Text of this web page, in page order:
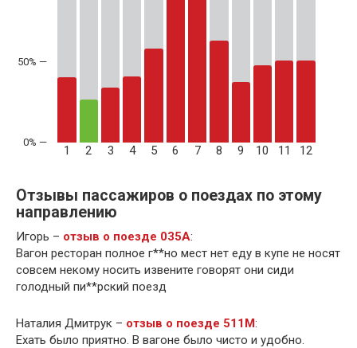
50% —
1 2 3 4 5 6 7 8 9 10 11 12
Отзывы пассажиров о поездах по этому
направлению
Игорь – отзыв о поезде 035А:
Вагон ресторан полное г**но мест нет еду в купе не носят
совсем некому носить извените говорят они сиди
голодный пи**рский поезд
Наталия Дмитрук – отзыв о поезде 511М:
Ехать было приятно. В вагоне было чисто и удобно.